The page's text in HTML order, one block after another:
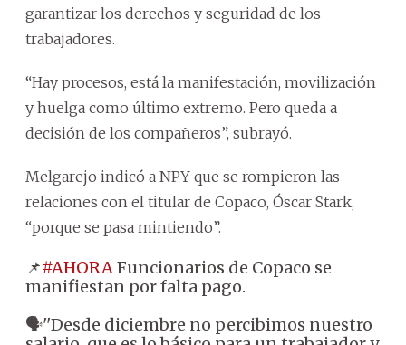
garantizar los derechos y seguridad de los
trabajadores.
“Hay procesos, está la manifestación, movilización
y huelga como último extremo. Pero queda a
decisión de los compañeros”, subrayó.
Melgarejo indicó a NPY que se rompieron las
relaciones con el titular de Copaco, Óscar Stark,
“porque se pasa mintiendo”.
📌#AHORAFuncionarios de Copaco se
manifiestan por falta pago.
🗣''Desde diciembre no percibimos nuestro